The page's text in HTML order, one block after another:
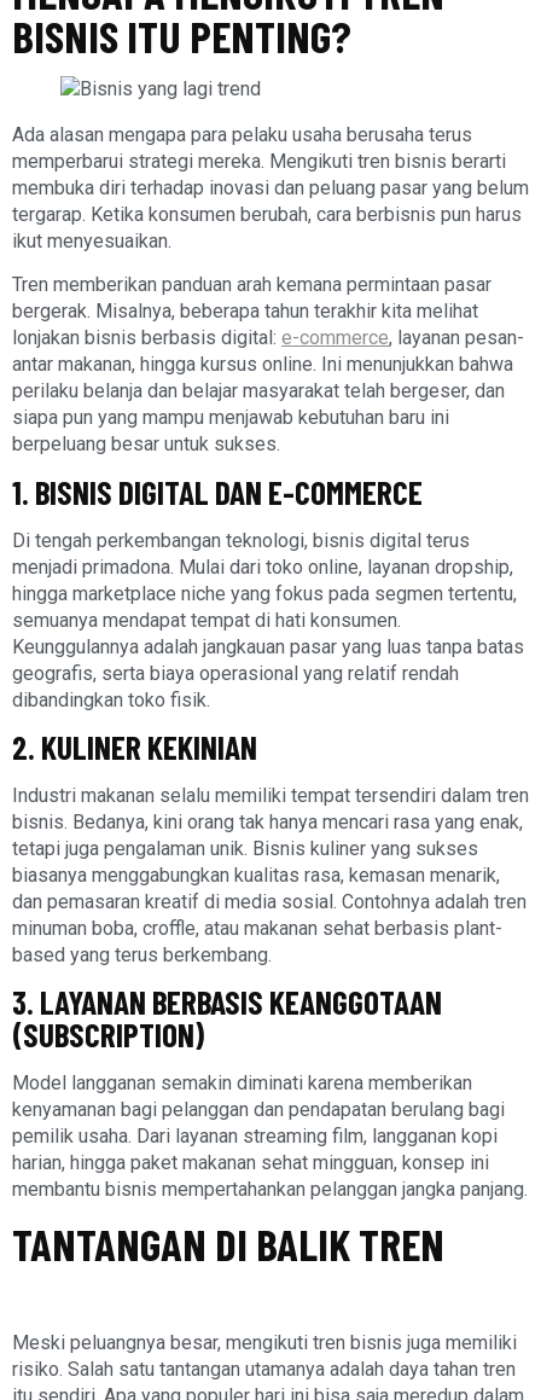
BISNIS ITU PENTING?
Ada alasan mengapa para pelaku usaha berusaha terus
memperbarui strategi mereka. Mengikuti tren bisnis berarti
membuka diri terhadap inovasi dan peluang pasar yang belum
tergarap. Ketika konsumen berubah, cara berbisnis pun harus
ikut menyesuaikan.
Tren memberikan panduan arah kemana permintaan pasar
bergerak. Misalnya, beberapa tahun terakhir kita melihat
lonjakan bisnis berbasis digital: e-commerce, layanan pesan-
antar makanan, hingga kursus online. Ini menunjukkan bahwa
perilaku belanja dan belajar masyarakat telah bergeser, dan
siapa pun yang mampu menjawab kebutuhan baru ini
berpeluang besar untuk sukses.
1. BISNIS DIGITAL DAN E-COMMERCE
Di tengah perkembangan teknologi, bisnis digital terus
menjadi primadona. Mulai dari toko online, layanan dropship,
hingga marketplace niche yang fokus pada segmen tertentu,
semuanya mendapat tempat di hati konsumen.
Keunggulannya adalah jangkauan pasar yang luas tanpa batas
geografis, serta biaya operasional yang relatif rendah
dibandingkan toko fisik.
2. KULINER KEKINIAN
Industri makanan selalu memiliki tempat tersendiri dalam tren
bisnis. Bedanya, kini orang tak hanya mencari rasa yang enak,
tetapi juga pengalaman unik. Bisnis kuliner yang sukses
biasanya menggabungkan kualitas rasa, kemasan menarik,
dan pemasaran kreatif di media sosial. Contohnya adalah tren
minuman boba, croffle, atau makanan sehat berbasis plant-
based yang terus berkembang.
3. LAYANAN BERBASIS KEANGGOTAAN
(SUBSCRIPTION)
Model langganan semakin diminati karena memberikan
kenyamanan bagi pelanggan dan pendapatan berulang bagi
pemilik usaha. Dari layanan streaming film, langganan kopi
harian, hingga paket makanan sehat mingguan, konsep ini
membantu bisnis mempertahankan pelanggan jangka panjang.
TANTANGAN DI BALIK TREN
Meski peluangnya besar, mengikuti tren bisnis juga memiliki
risiko. Salah satu tantangan utamanya adalah daya tahan tren